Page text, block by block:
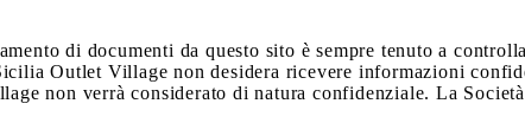
di documenti da questo sito è sempre tenuto a
Outlet Village non desidera ricevere informazioni
non verrà considerato di natura confidenziale. La